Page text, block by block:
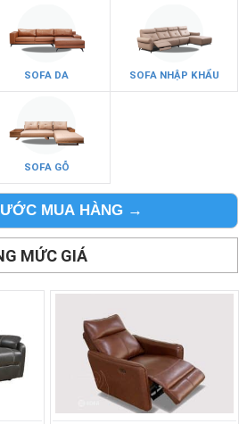
SOFA DA SOFA NHẬP KHẨU
SOFA GỖ
MUA HÀNG →
MỨC GIÁ